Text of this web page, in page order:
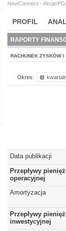
NewConnect - Akcje/
PROFIL
BR LAB
RAPORTY
RACHUNEK ZYSKÓW I
Okres:
Data publikacji
Przepływy
operacyjnej
Amortyzacja
Przepływy
inwestycyjnej